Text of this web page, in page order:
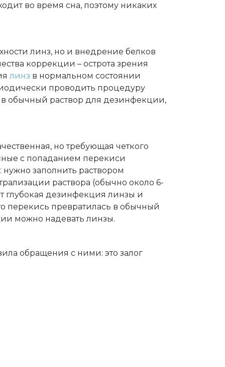
во время сна, поэтому никаких
линз, но и внедрение белков
коррекции – острота зрения
линз в нормальном состоянии
проводить процедуру
обычный раствор для дезинфекции,
но требующая четкого
с попаданием перекиси
заполнить раствором
раствора (обычно около 6-
глубокая дезинфекция линзы и
перекись превратилась в обычный
можно надевать линзы.
обращения с ними: это залог